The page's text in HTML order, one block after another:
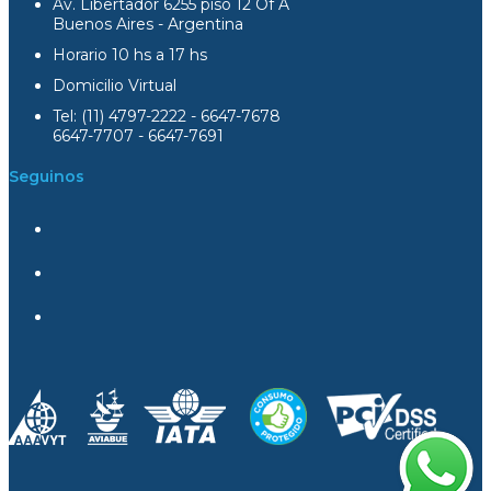
Av. Libertador 6255 piso 12 Of A
Buenos Aires - Argentina
Horario 10 hs a 17 hs
Domicilio Virtual
Tel: (11) 4797-2222 - 6647-7678
6647-7707 - 6647-7691
Seguinos